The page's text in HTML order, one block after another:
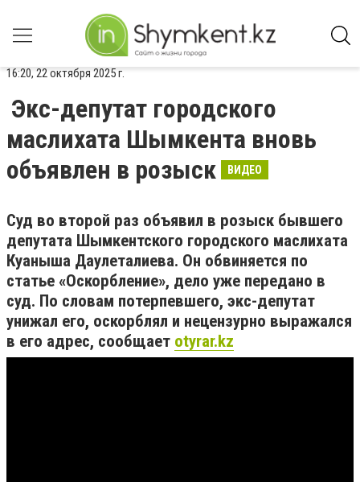
16:20, 22 октября 2025 г.
Экс-депутат городского
маслихата Шымкента вновь
объявлен в розыск
ВИДЕО
Суд во второй раз объявил в розыск бывшего
депутата Шымкентского городского маслихата
Куаныша Даулеталиева. Он обвиняется по
статье «Оскорбление», дело уже передано в
суд. По словам потерпевшего, экс-депутат
унижал его, оскорблял и нецензурно выражался
в его адрес, сообщает otyrar.kz